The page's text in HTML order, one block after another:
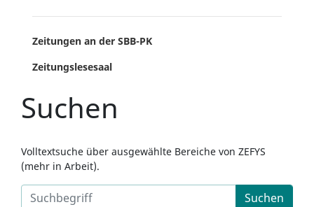
Zeitungen an der SBB-PK
Zeitungslesesaal
Suchen
Volltextsuche über ausgewählte Bereiche von ZEFYS
(mehr in Arbeit).
Suchen